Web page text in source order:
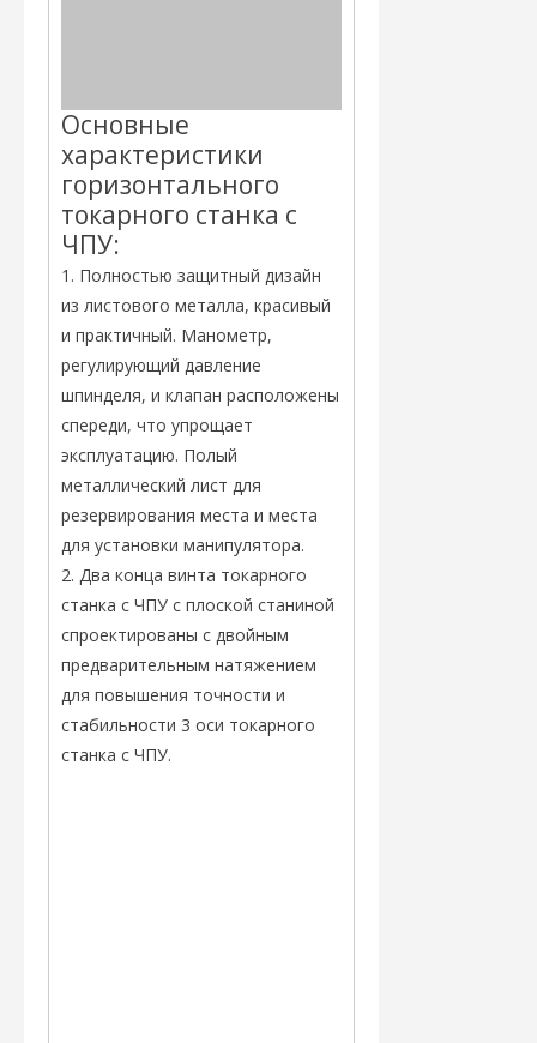
Основные
характеристики
горизонтального
токарного станка с
ЧПУ:
1. Полностью защитный дизайн
из листового металла, красивый
и практичный. Манометр,
регулирующий давление
шпинделя, и клапан расположены
спереди, что упрощает
эксплуатацию. Полый
металлический лист для
резервирования места и места
для установки манипулятора.
2. Два конца винта токарного
станка с ЧПУ с плоской станиной
спроектированы с двойным
предварительным натяжением
для повышения точности и
стабильности 3 оси токарного
станка с ЧПУ.